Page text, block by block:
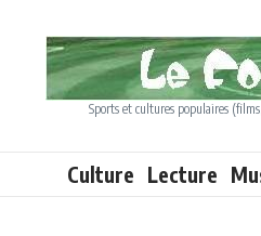
Sports et cultures populaires
Culture Lecture